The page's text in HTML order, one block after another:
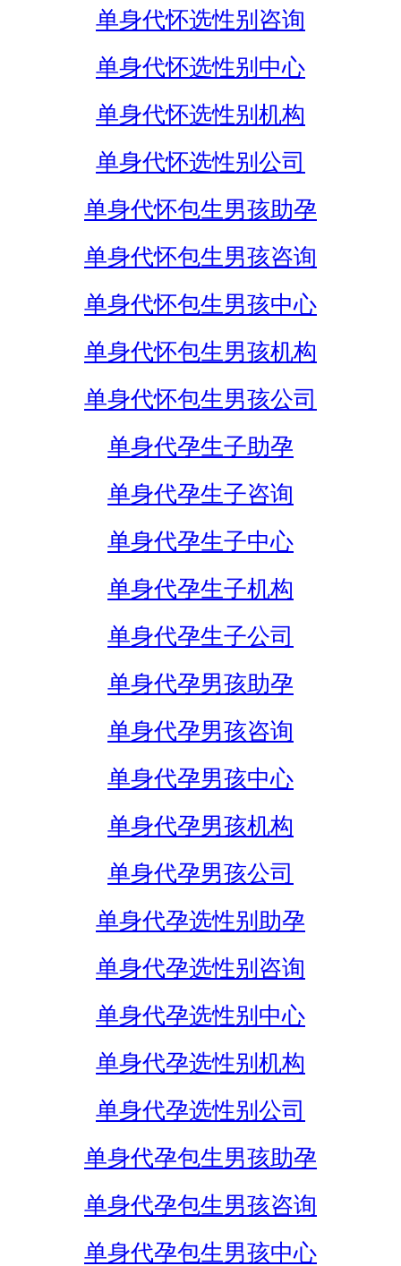
单身代怀选性别咨询
单身代怀选性别中心
单身代怀选性别机构
单身代怀选性别公司
单身代怀包生男孩助孕
单身代怀包生男孩咨询
单身代怀包生男孩中心
单身代怀包生男孩机构
单身代怀包生男孩公司
单身代孕生子助孕
单身代孕生子咨询
单身代孕生子中心
单身代孕生子机构
单身代孕生子公司
单身代孕男孩助孕
单身代孕男孩咨询
单身代孕男孩中心
单身代孕男孩机构
单身代孕男孩公司
单身代孕选性别助孕
单身代孕选性别咨询
单身代孕选性别中心
单身代孕选性别机构
单身代孕选性别公司
单身代孕包生男孩助孕
单身代孕包生男孩咨询
单身代孕包生男孩中心